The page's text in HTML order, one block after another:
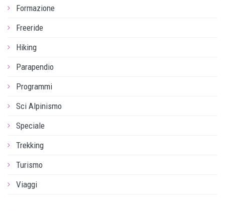
Formazione
Freeride
Hiking
Parapendio
Programmi
Sci Alpinismo
Speciale
Trekking
Turismo
Viaggi